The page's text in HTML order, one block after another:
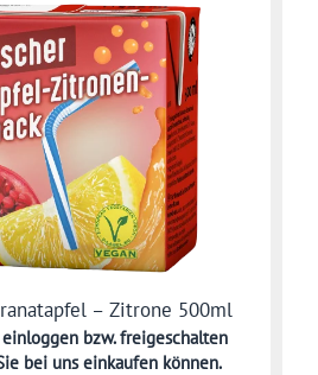
– Zitrone 500ml
einloggen bzw. freigeschalten
bei uns einkaufen können.